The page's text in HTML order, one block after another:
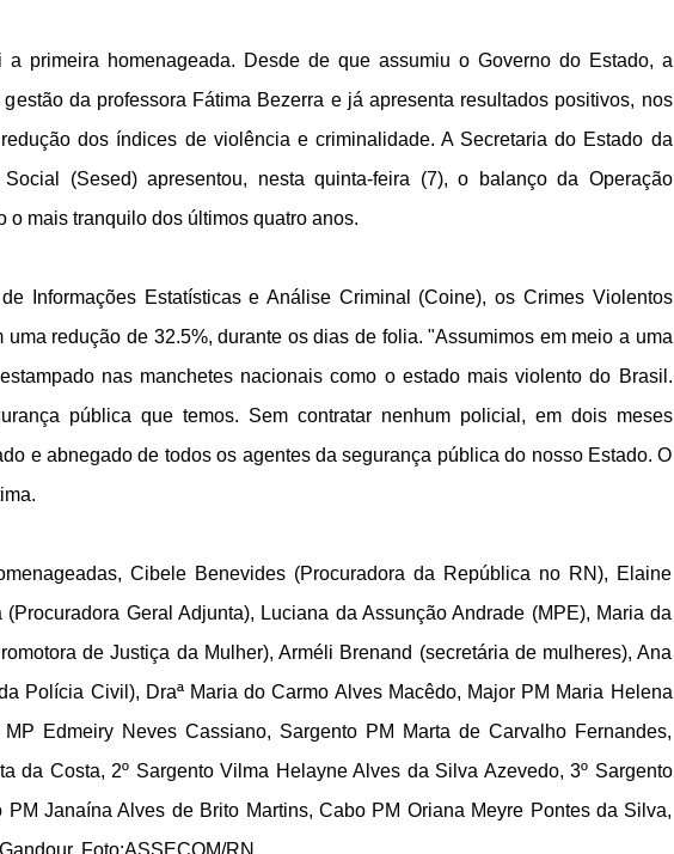
a primeira homenageada. Desde de que assumiu o Governo do Estado, a
da professora Fátima Bezerra e já apresenta resultados positivos, nos
dos índices de violência e criminalidade. A Secretaria do Estado da
(Sesed) apresentou, nesta quinta-feira (7), o balanço da Operação
mais tranquilo dos últimos quatro anos.
Informações Estatísticas e Análise Criminal (Coine), os Crimes Violentos
uma redução de 32.5%, durante os dias de folia. "Assumimos em meio a uma
nas manchetes nacionais como o estado mais violento do Brasil.
pública que temos. Sem contratar nenhum policial, em dois meses
e abnegado de todos os agentes da segurança pública do nosso Estado. O
Cibele Benevides (Procuradora da República no RN), Elaine
Geral Adjunta), Luciana da Assunção Andrade (MPE), Maria da
de Justiça da Mulher), Arméli Brenand (secretária de mulheres), Ana
Polícia Civil), Draª Maria do Carmo Alves Macêdo, Major PM Maria Helena
Edmeiry Neves Cassiano, Sargento PM Marta de Carvalho Fernandes,
da Costa, 2º Sargento Vilma Helayne Alves da Silva Azevedo, 3º Sargento
PM Janaína Alves de Brito Martins, Cabo PM Oriana Meyre Pontes da Silva,
Foto:ASSECOM/RN